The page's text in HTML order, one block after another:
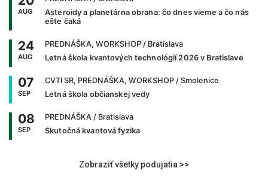
AUG
Asteroidy a planetárna obrana: čo dnes vieme a čo nás
ešte čaká
24
AUG
PREDNÁŠKA, WORKSHOP / Bratislava
Letná škola kvantových technológií 2026 v Bratislave
07
SEP
CVTI SR, PREDNÁŠKA, WORKSHOP / Smolenice
Letná škola občianskej vedy
08
SEP
PREDNÁŠKA / Bratislava
Skutočná kvantová fyzika
Zobraziť všetky podujatia >>